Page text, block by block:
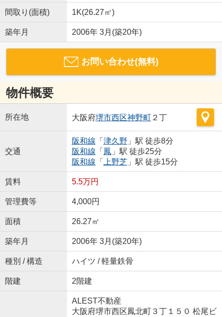
間取り(面積) 1K(26.27㎡)
築年月 2006年 3月(築20年)
お問い合わせ(無料)
物件概要
所在地 大阪府堺市西区神野町２丁
交通
阪和線 「 津久野 」駅 徒歩8分
阪和線 「 鳳」駅 徒歩25分
阪和線 「 上野芝」駅 徒歩15分
賃料 5.5万円
管理費等 4,000円
面積 26.27㎡
築年月 2006年 3月(築20年)
種別 / 構造 ハイツ / 軽量鉄骨
階建 2階建
ALEST不動産
大阪府堺市西区鳳北町３丁１５０ 松尾ビ